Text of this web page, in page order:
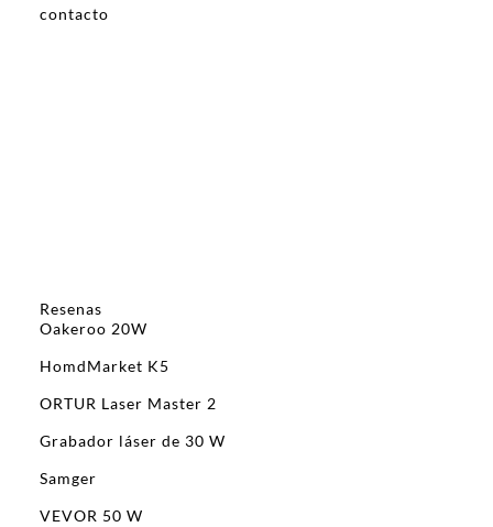
contacto
Resenas
Oakeroo 20W
HomdMarket K5
ORTUR Laser Master 2
Grabador láser de 30 W
Samger
VEVOR 50 W